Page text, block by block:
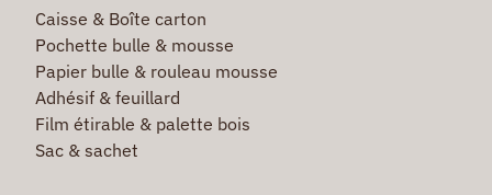
Caisse & Boîte carton
Pochette bulle & mousse
Papier bulle & rouleau mousse
Adhésif & feuillard
Film étirable & palette bois
Sac & sachet